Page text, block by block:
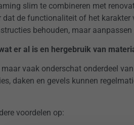
slim te combineren met
dat de functionaliteit of het
behouden, maar
er al is en hergebruik van
maar vaak onderschat onderdeel
daken en gevels kunnen
voordelen op: